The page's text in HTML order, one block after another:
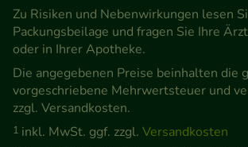
Zu Risiken und Nebenwirkungen lesen
Packungsbeilage und fragen Sie Ihre
oder in Ihrer Apotheke.
Die angegebenen Preise beinhalten die
vorgeschriebene Mehrwertsteuer und
zzgl. Versandkosten.
1 inkl. MwSt. ggf. zzgl. Versandkosten